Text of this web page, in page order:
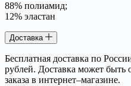
88% полиамид;
12% эластан
Доставка
Бесплатная доставка по
рублей. Доставка может быть
заказа в интернет–магазине.